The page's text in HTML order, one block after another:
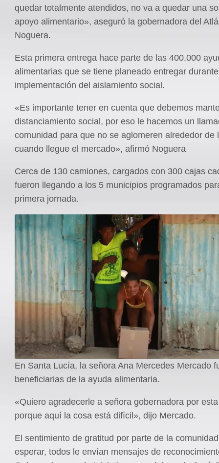
quedar totalmente atendidos, no va a quedar una
apoyo alimentario», aseguró la gobernadora del
Noguera.
Esta primera entrega hace parte de las 400.000
alimentarias que se tiene planeado entregar
implementación del aislamiento social.
«Es importante tener en cuenta que debemos
distanciamiento social, por eso le hacemos un
comunidad para que no se aglomeren alrededor de
cuando llegue el mercado», afirmó Noguera
Cerca de 130 camiones, cargados con 300 cajas
fueron llegando a los 5 municipios programados
primera jornada.
En Santa Lucía, la señora Ana Mercedes Mercado
beneficiarias de la ayuda alimentaria.
«Quiero agradecerle a señora gobernadora por
porque aquí la cosa está difícil», dijo Mercado.
El sentimiento de gratitud por parte de la
esperar, todos le envían mensajes de